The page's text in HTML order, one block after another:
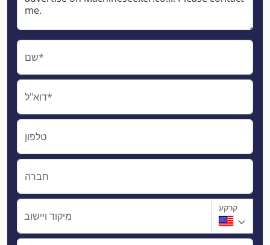
שם*
דוא"ל*
טלפון
חברה
מיקוד ויישוב
קרקע